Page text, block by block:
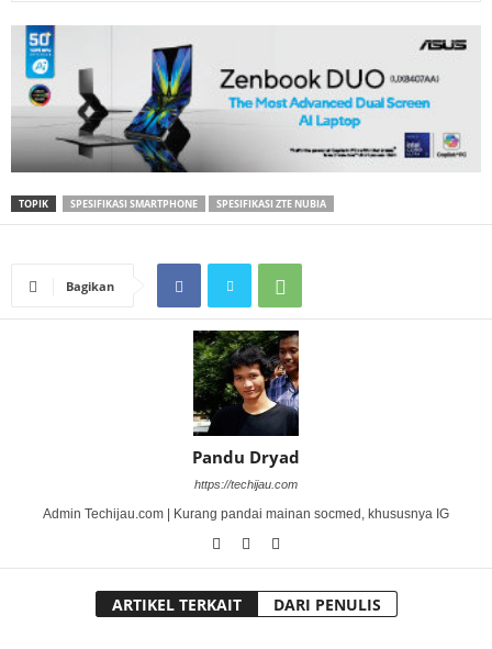
TOPIK SPESIFIKASI SMARTPHONE SPESIFIKASI ZTE NUBIA
Bagikan
Pandu Dryad
https://techijau.com
Admin Techijau.com | Kurang pandai mainan socmed, khususnya IG
ARTIKEL TERKAIT DARI PENULIS